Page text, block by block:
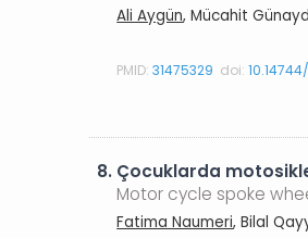
Ali Aygün, Mücahit
PMID:31475329 doi:
8. Çocuklarda
Motor cycle spoke
Fatima Naumeri, Bilal